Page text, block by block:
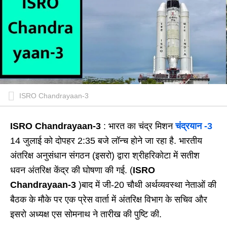
ISRO Chandrayaan-3
ISRO Chandrayaan-3 : भारत का चंद्र मिशनचंद्रयान -3
14 जुलाई को दोपहर 2:35 बजे लॉन्च होने जा रहा है. भारतीय
अंतरिक्ष अनुसंधान संगठन (इसरो) द्वारा श्रीहरिकोटा में सतीश
धवन अंतरिक्ष केंद्र की घोषणा की गई. (ISRO
Chandrayaan-3 )बाद में जी-20 चौथी अर्थव्यवस्था नेताओं की
बैठक के मौके पर एक प्रेस वार्ता में अंतरिक्ष विभाग के सचिव और
इसरो अध्यक्ष एस सोमनाथ ने तारीख की पुष्टि की.